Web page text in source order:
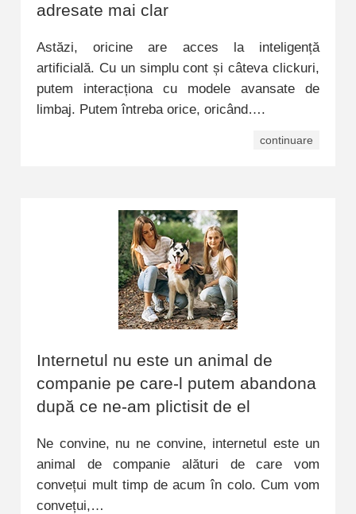
adresate mai clar
Astăzi, oricine are acces la inteligență
artificială. Cu un simplu cont și câteva clickuri,
putem interacționa cu modele avansate de
limbaj. Putem întreba orice, oricând….
continuare
Internetul nu este un animal de
companie pe care-l putem abandona
după ce ne-am plictisit de el
Ne convine, nu ne convine, internetul este un
animal de companie alături de care vom
convețui mult timp de acum în colo. Cum vom
convețui,…